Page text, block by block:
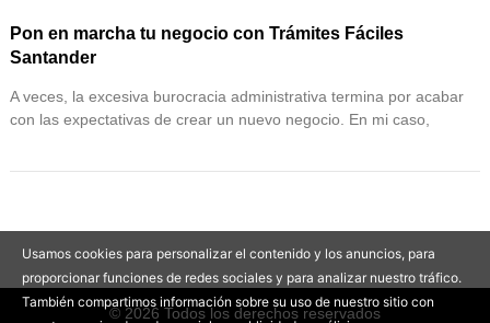
Pon en marcha tu negocio con Trámites Fáciles
Santander
A veces, la excesiva burocracia administrativa termina por acabar
con las expectativas de crear un nuevo negocio. En mi caso,
© 2026 Todos los derechos reservados
Usamos cookies para personalizar el contenido y los anuncios, para
proporcionar funciones de redes sociales y para analizar nuestro tráfico.
También compartimos información sobre su uso de nuestro sitio con